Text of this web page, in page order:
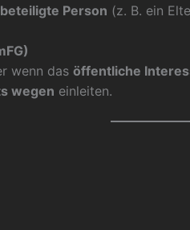
beteiligte Person (z. B. ein
wenn das öffentliche
wegen einleiten.